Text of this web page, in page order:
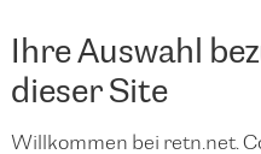
Ihre Auswahl
dieser Site
Willkommen bei retn.net.